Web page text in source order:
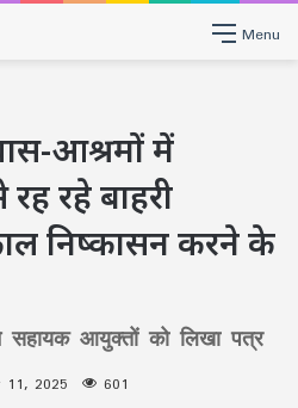
Menu
आश्रमों में
रहे बाहरी
निष्कासन करने के
सहायक आयुक्तों को लिखा पत्र
2025 601